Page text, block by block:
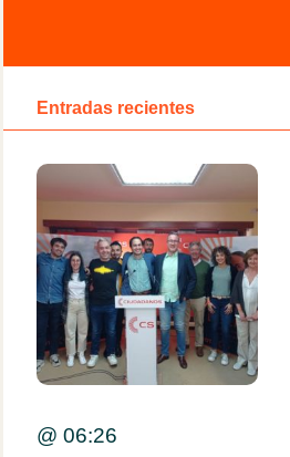
Entradas recientes
@ 06:26